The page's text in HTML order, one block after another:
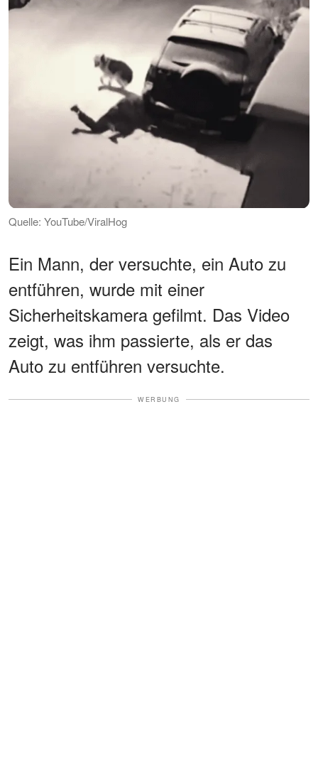
Quelle: YouTube/ViralHog
Ein Mann, der versuchte, ein Auto zu
entführen, wurde mit einer
Sicherheitskamera gefilmt. Das Video
zeigt, was ihm passierte, als er das
Auto zu entführen versuchte.
WERBUNG